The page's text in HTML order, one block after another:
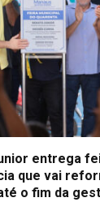
entrega
que vai
o fim da